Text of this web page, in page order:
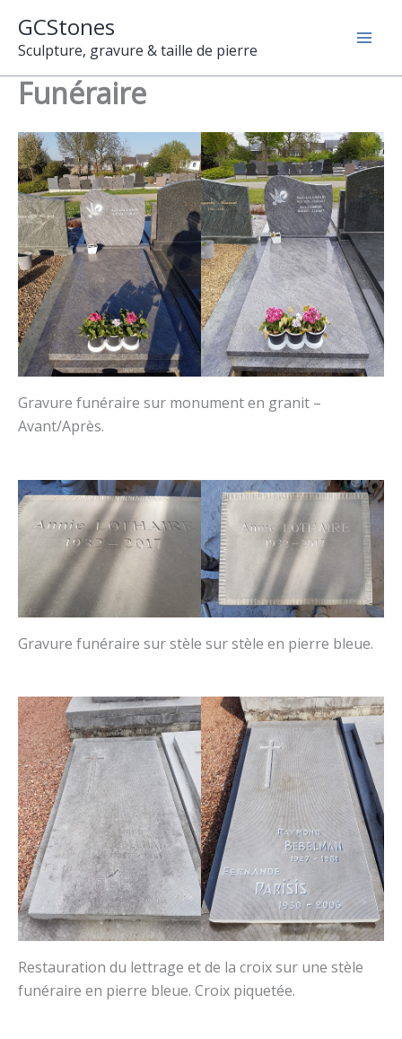
contenu
GCStones
Sculpture, gravure & taille de pierre
Funéraire
Gravure funéraire sur monument en granit –
Avant/Après.
Gravure funéraire sur stèle sur stèle en pierre bleue.
Restauration du lettrage et de la croix sur une stèle
funéraire en pierre bleue. Croix piquetée.